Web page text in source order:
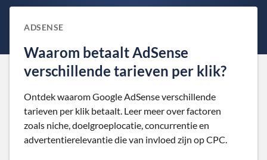
ADSENSE
Waarom betaalt AdSense
verschillende tarieven per klik?
Ontdek waarom Google AdSense verschillende
tarieven per klik betaalt. Leer meer over factoren
zoals niche, doelgroeplocatie, concurrentie en
advertentierelevantie die van invloed zijn op CPC.